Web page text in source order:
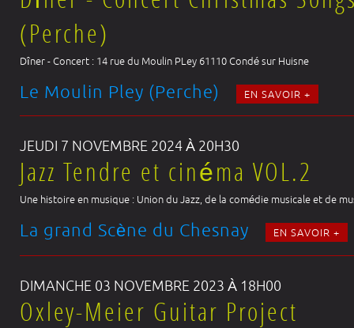
(Perche)
Dîner - Concert : 14 rue du Moulin PLey 61110 Condé sur Huisne
Le Moulin Pley (Perche) EN SAVOIR +
JEUDI 7 NOVEMBRE 2024 À 20H30
Jazz Tendre et cinéma VOL.2
Une histoire en musique : Union du Jazz, de la comédie musicale et de
La grand Scène du Chesnay EN SAVOIR +
DIMANCHE 03 NOVEMBRE 2023 À 18H00
Oxley-Meier Guitar Project